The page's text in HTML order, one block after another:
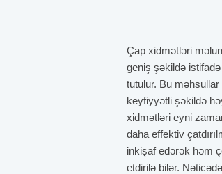
Çap xidmətləri
geniş şəkildə
tutulur. Bu məhsullar
keyfiyyətli şəkildə
xidmətləri eyni
daha effektiv
inkişaf edərək həm
etdirilə bilər.